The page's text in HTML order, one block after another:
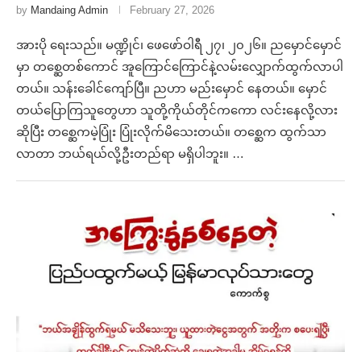
by Mandaing Admin February 27, 2026
အားပို ရေးသည်။ မဏ္ဍိုင်၊ ဖေဖော်ဝါရီ ၂၇၊ ၂၀၂၆။ ညမှောင်မှောင်
မှာ တစ္ဆေတစ်ကောင် အူကြောင်ကြောင်နဲ့လမ်းလျှောက်ထွက်လာပါ
တယ်။ သန်းခေါင်ကျော်ပြီ။ ညဟာ မည်းမှောင် နေတယ်။ မှောင်
တယ်‌ပြောကြသူတွေဟာ သူတို့ကိုယ်တိုင်ကကော လင်းနေလို့လား
ဆိုပြီး တစ္ဆေကမဲ့ပြုံး ပြုံးလိုက်မိသေးတယ်။ တစ္ဆေက ထွက်သာ
လာတာ ဘယ်ရယ်လို့ဦးတည်ရာ မရှိပါဘူး။ …